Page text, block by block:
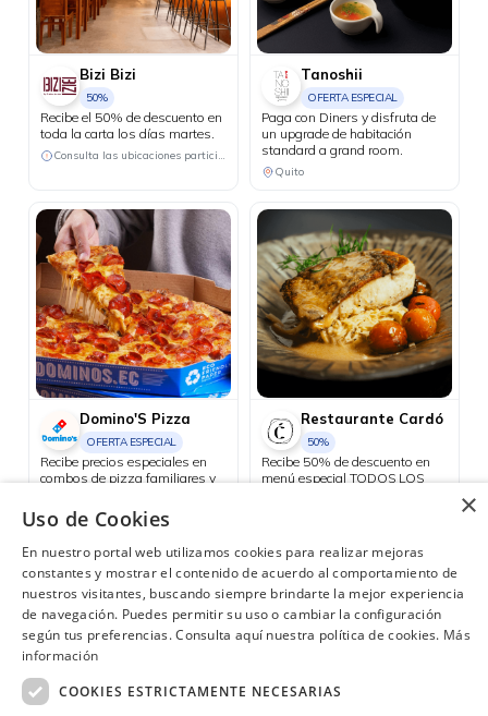
Bizi Bizi
50%
Recibe el 50% de descuento en
toda la carta los días martes.
Consulta las ubicaciones participantes
Tanoshii
OFERTA ESPECIAL
Paga con Diners y disfruta de
un upgrade de habitación
standard a grand room.
Quito
Domino'S Pizza
OFERTA ESPECIAL
Recibe precios especiales en
combos de pizza familiares y
pizzas familiares hasta 4
ingredientes + 1 bebida
familiar por USD 25.50.
Promoción 2: 2 pizzas
medianas de 1 ingrediente + 1
bebida familiar por USD 18.48.
Restaurante Cardó
50%
Recibe 50% de descuento en
menú especial TODOS LOS
¿Necesitas ayuda? (02) 298 1300
×
Uso de Cookies
En nuestro portal web utilizamos cookies para realizar mejoras
constantes y mostrar el contenido de acuerdo al comportamiento de
nuestros visitantes, buscando siempre brindarte la mejor experiencia
de navegación. Puedes permitir su uso o cambiar la configuración
según tus preferencias. Consulta aquí nuestra política de cookies. Más
información
COOKIES ESTRICTAMENTE NECESARIAS